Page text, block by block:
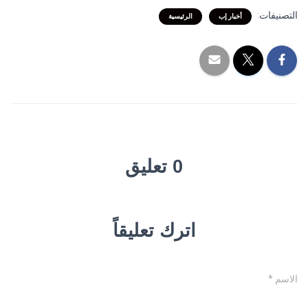
التصنيفات: أخبار إب الرئيسية
0 تعليق
اترك تعليقاً
الاسم *